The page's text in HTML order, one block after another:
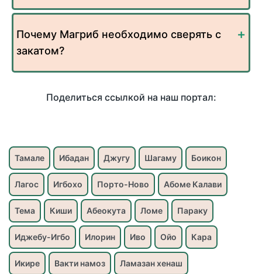
Почему Магриб необходимо сверять с
закатом?
Поделиться ссылкой на наш портал:
Тамале Ибадан Джугу Шагаму Боикон
Лагос Игбохо Порто-Ново Абоме Калави
Тема Киши Абеокута Ломе Параку
Иджебу-Игбо Илорин Иво Ойо Кара
Икире Вакти намоз Ламазан хенаш